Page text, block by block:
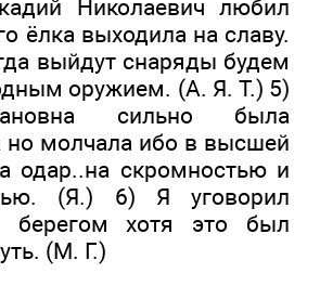
Николаевич любил
ёлка выходила на славу.
выйдут снаряды будем
оружием. (А. Я. Т.) 5)
сильно была
но молчала ибо в высшей
одар..на скромностью и
(Я.) 6) Я уговорил
берегом хотя это был
(М. Г.)